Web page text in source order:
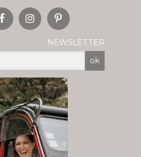
NEWSLETTER
ok